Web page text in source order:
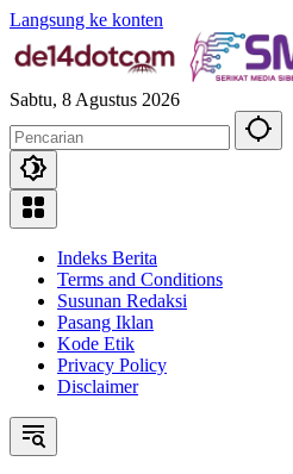
Langsung ke konten
Sabtu, 8 Agustus 2026
Indeks Berita
Terms and Conditions
Susunan Redaksi
Pasang Iklan
Kode Etik
Privacy Policy
Disclaimer